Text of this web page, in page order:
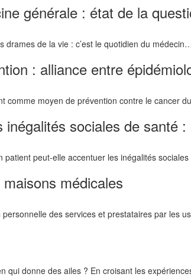
générale : état de la
drames de la vie : c’est le quotidien du
: alliance entre
comme moyen de prévention contre le cancer
sociales de santé
patient peut-elle accentuer les inégalités
médicales
des services et prestataires par les
qui donne des ailes ? En croisant les